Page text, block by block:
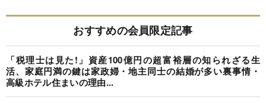
おすすめの会員限定記事
「税理士は見た!」資産100億円の超富裕層の知られざる生
活、家庭円満の鍵は家政婦・地主同士の結婚が多い裏事情・
高級ホテル住まいの理由...